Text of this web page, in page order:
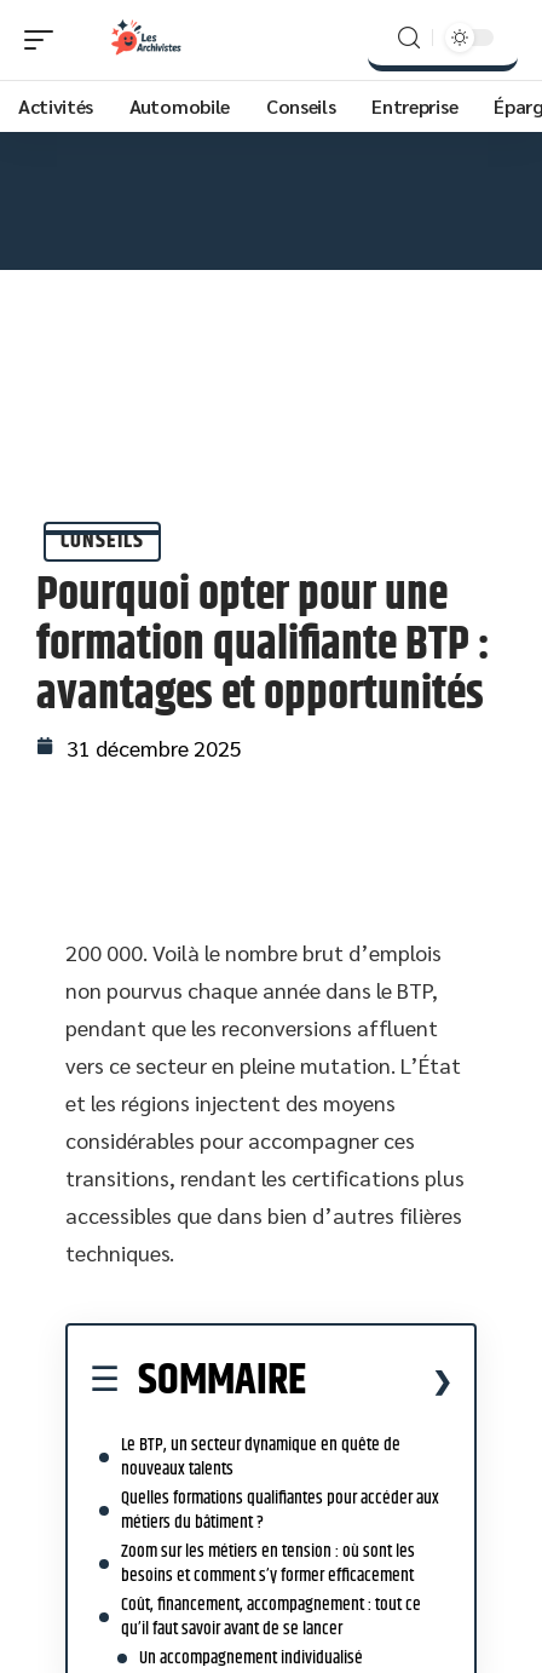
Activités Automobile Conseils Entreprise
CONSEILS
Pourquoi opter pour une
formation qualifiante BTP :
avantages et opportunités
31 décembre 2025
200 000. Voilà le nombre brut d’emplois
non pourvus chaque année dans le BTP,
pendant que les reconversions affluent
vers ce secteur en pleine mutation. L’État
et les régions injectent des moyens
considérables pour accompagner ces
transitions, rendant les certifications plus
accessibles que dans bien d’autres filières
techniques.
SOMMAIRE
Le BTP, un secteur dynamique en quête de
nouveaux talents
Quelles formations qualifiantes pour accéder aux
métiers du bâtiment ?
Zoom sur les métiers en tension : où sont les
besoins et comment s’y former efficacement
Coût, financement, accompagnement : tout ce
qu’il faut savoir avant de se lancer
Un accompagnement individualisé